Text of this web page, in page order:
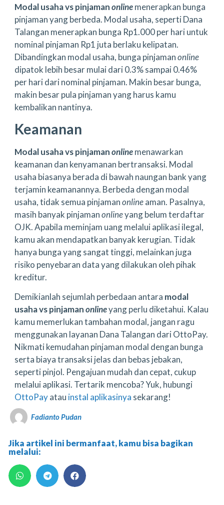
Modal usaha vs pinjamanonlinemenerapkan bunga
pinjaman yang berbeda. Modal usaha, seperti Dana
Talangan menerapkan bunga Rp1.000 per hari untuk
nominal pinjaman Rp1 juta berlaku kelipatan.
Dibandingkan modal usaha, bunga pinjamanonline
dipatok lebih besar mulai dari 0.3% sampai 0.46%
per hari dari nominal pinjaman. Makin besar bunga,
makin besar pula pinjaman yang harus kamu
kembalikan nantinya.
Keamanan
Modal usaha vs pinjamanonlinemenawarkan
keamanan dan kenyamanan bertransaksi. Modal
usaha biasanya berada di bawah naungan bank yang
terjamin keamanannya. Berbeda dengan modal
usaha, tidak semua pinjamanonlineaman. Pasalnya,
masih banyak pinjamanonlineyang belum terdaftar
OJK. Apabila meminjam uang melalui aplikasi ilegal,
kamu akan mendapatkan banyak kerugian. Tidak
hanya bunga yang sangat tinggi, melainkan juga
risiko penyebaran data yang dilakukan oleh pihak
kreditur.
Demikianlah sejumlah perbedaan antara modal
usaha vs pinjamanonlineyang perlu diketahui. Kalau
kamu memerlukan tambahan modal, jangan ragu
menggunakan layanan Dana Talangan dari OttoPay.
Nikmati kemudahan pinjaman modal dengan bunga
serta biaya transaksi jelas dan bebas jebakan,
seperti pinjol. Pengajuan mudah dan cepat, cukup
melalui aplikasi. Tertarik mencoba? Yuk, hubungi
OttoPayatau instal aplikasinya sekarang!
Fadianto Pudan
Jika artikel ini bermanfaat, kamu bisa bagikan
melalui: